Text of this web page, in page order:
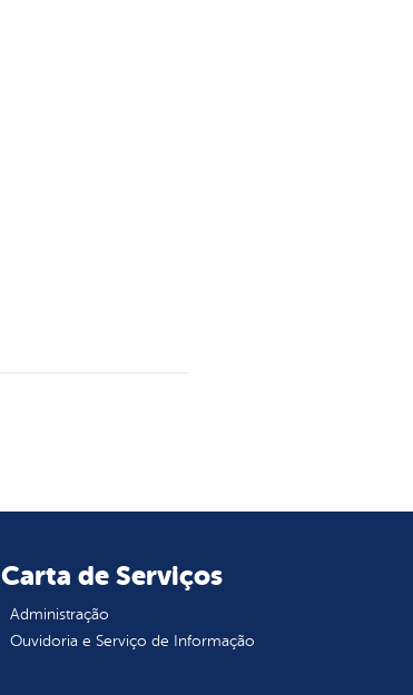
Carta de Serviços
Administração
Ouvidoria e Serviço de Informação